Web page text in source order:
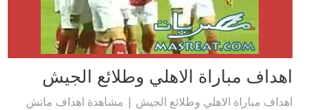
اهداف مباراة الاهلي وطلائع الجيش
اهداف مباراة الاهلي وطلائع الجيش | مشاهدة اهداف ماتش